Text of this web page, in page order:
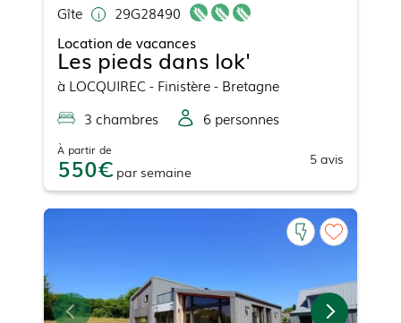
Gîte
29G28490
Location de vacances
Les pieds dans lok'
à LOCQUIREC- Finistère - Bretagne
3 chambres 6 personnes
À partir de
550 par semaine
5 avis